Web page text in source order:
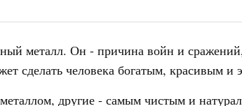
металл. Он - причина войн и
сделать человека богатым, красивым и
другие - самым чистым и